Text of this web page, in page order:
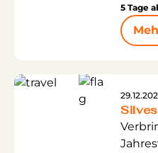
5 Tage